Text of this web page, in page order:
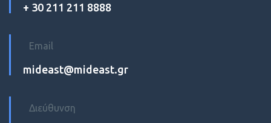
+ 30 211 211 8888
Email
mideast@mideast.gr
Διεύθυνση